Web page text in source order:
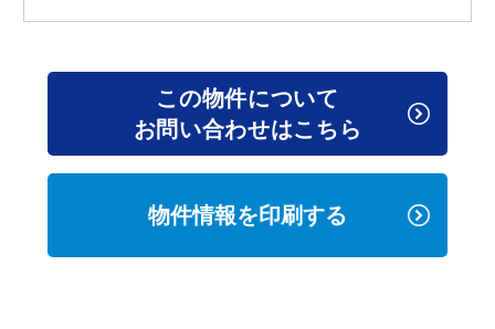
この物件について
お問い合わせはこちら
物件情報を印刷する